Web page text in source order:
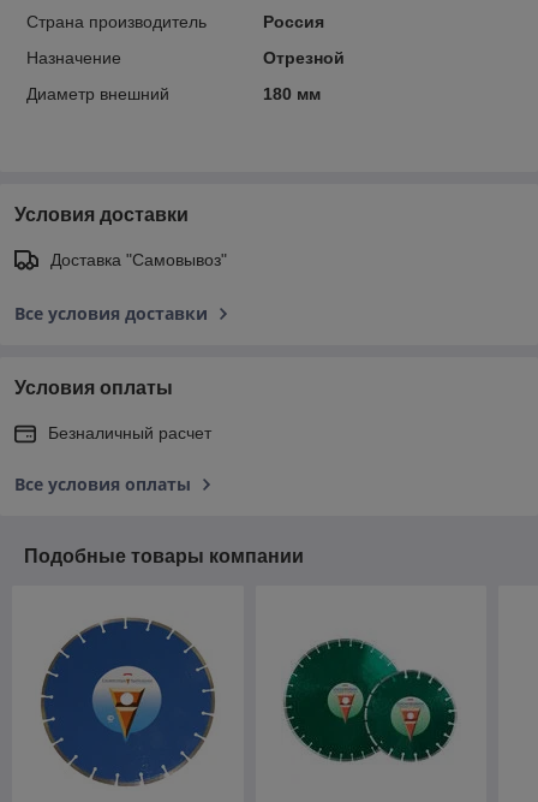
Страна производитель
Россия
Назначение
Отрезной
Диаметр внешний
180 мм
Условия доставки
Доставка "Самовывоз"
Все условия доставки
Условия оплаты
Безналичный расчет
Все условия оплаты
Подобные товары компании